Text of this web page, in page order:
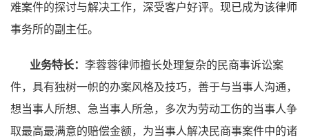
难案件的探讨与解决工作，深受客户好评。现已成为该律师
事务所的副主任。
业务特长： 李蓉蓉律师擅长处理复杂的民商事诉讼案
件，具有独树一帜的办案风格及技巧，善于与当事人沟通，
想当事人所想、急当事人所急，多次为劳动工伤的当事人争
取最高最满意的赔偿金额，为当事人解决民商事案件中的诸